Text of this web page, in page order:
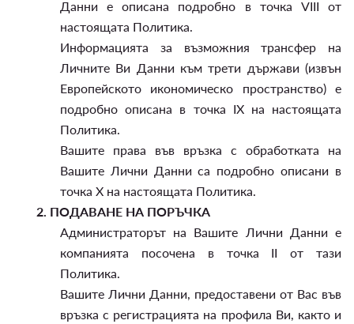
Данни е описана подробно в точка VIII от
настоящата Политика.
Информацията за възможния трансфер на
Личните Ви Данни към трети държави (извън
Европейското икономическо пространство) е
подробно описана в точка IX на настоящата
Политика.
Вашите права във връзка с обработката на
Вашите Лични Данни са подробно описани в
точка X на настоящата Политика.
2. ПОДАВАНЕ НА ПОРЪЧКА
Администраторът на Вашите Лични Данни е
компанията посочена в точка II от тази
Политика.
Вашите Лични Данни, предоставени от Вас във
връзка с регистрацията на профила Ви, както и